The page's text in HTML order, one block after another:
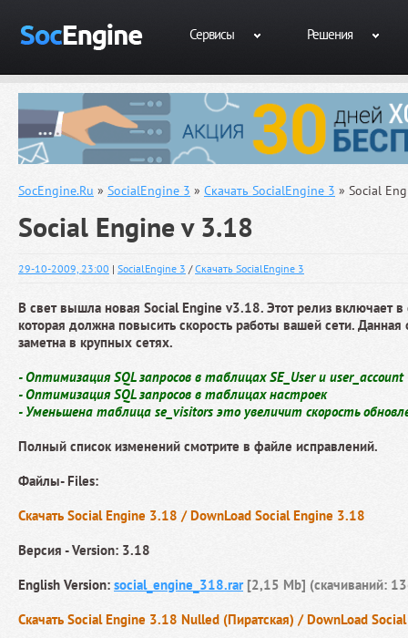
Сервисы Решения
SocEngine.Ru » SocialEngine 3 » Скачать SocialEngine 3 » Social
Social Engine v 3.18
29-10-2009, 23:00 | SocialEngine 3 /Скачать SocialEngine 3
В свет вышла новая Social Engine v3.18. Этот релиз включает в
которая должна повысить скорость работы вашей сети.
заметна в крупных сетях.
- Оптимизация SQL запросов в таблицах SE_User и user_account
- Оптимизация SQL запросов в таблицах настроек
- Уменьшена таблица se_visitors это увеличит скорость
Полный список изменений смотрите в файле исправлений.
Файлы- Files:
Скачать Social Engine 3.18 / DownLoad Social Engine 3.18
Версия - Version: 3.18
English Version: social_engine_318.rar[2,15 Mb] (cкачиваний:
Скачать Social Engine 3.18 Nulled (Пиратская) / DownLoad